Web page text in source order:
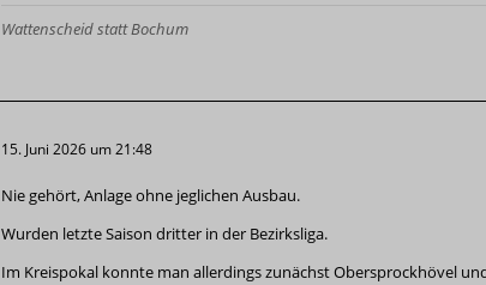
Wattenscheid statt Bochum
15. Juni 2026 um 21:48
Nie gehört, Anlage ohne jeglichen Ausbau.
Wurden letzte Saison dritter in der Bezirksliga.
Im Kreispokal konnte man allerdings zunächst Obersprockhövel